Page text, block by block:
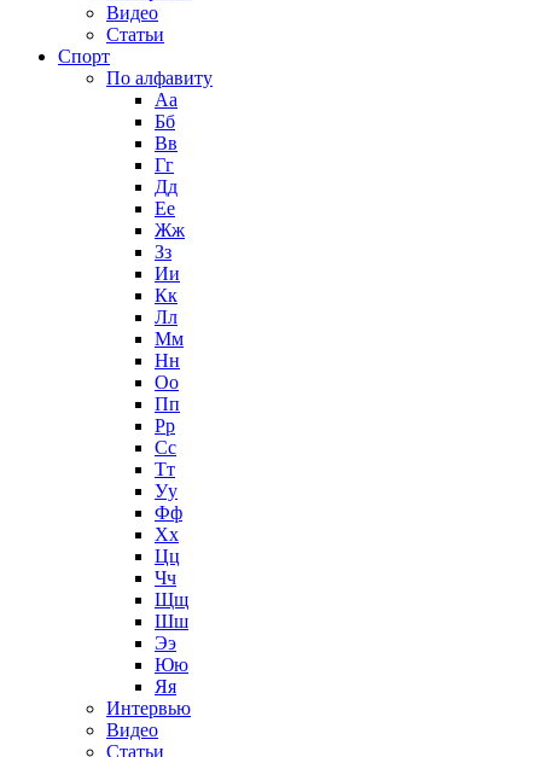
Видео
Статьи
Спорт
По алфавиту
Аа
Бб
Вв
Гг
Дд
Ее
Жж
Зз
Ии
Кк
Лл
Мм
Нн
Оо
Пп
Рр
Сс
Тт
Уу
Фф
Хх
Цц
Чч
Щщ
Шш
Ээ
Юю
Яя
Интервью
Видео
Статьи